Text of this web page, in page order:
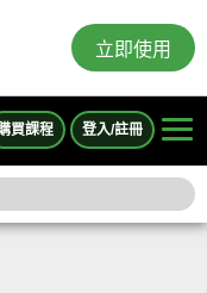
立即使用
買課程 登入/註冊